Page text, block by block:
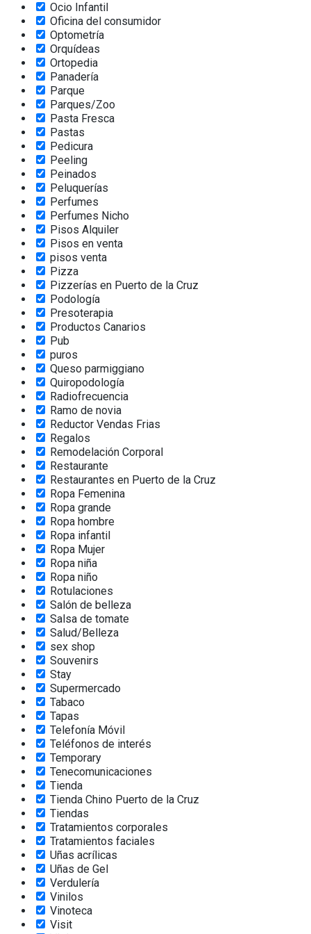
Ocio Infantil
Oficina del consumidor
Optometría
Orquídeas
Ortopedia
Panadería
Parque
Parques/Zoo
Pasta Fresca
Pastas
Pedicura
Peeling
Peinados
Peluquerías
Perfumes
Perfumes Nicho
Pisos Alquiler
Pisos en venta
pisos venta
Pizza
Pizzerías en Puerto de la Cruz
Podología
Presoterapia
Productos Canarios
Pub
puros
Queso parmiggiano
Quiropodología
Radiofrecuencia
Ramo de novia
Reductor Vendas Frias
Regalos
Remodelación Corporal
Restaurante
Restaurantes en Puerto de la Cruz
Ropa Femenina
Ropa grande
Ropa hombre
Ropa infantil
Ropa Mujer
Ropa niña
Ropa niño
Rotulaciones
Salón de belleza
Salsa de tomate
Salud/Belleza
sex shop
Souvenirs
Stay
Supermercado
Tabaco
Tapas
Telefonía Móvil
Teléfonos de interés
Temporary
Tenecomunicaciones
Tienda
Tienda Chino Puerto de la Cruz
Tiendas
Tratamientos corporales
Tratamientos faciales
Uñas acrílicas
Uñas de Gel
Verdulería
Vinilos
Vinoteca
Visit